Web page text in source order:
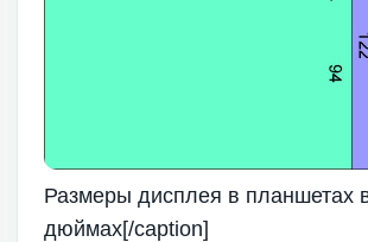
Размеры дисплея в планшетах
дюймах[/caption]